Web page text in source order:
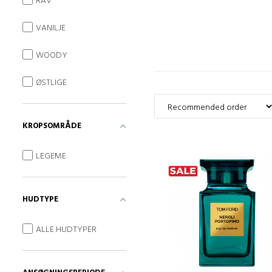
VANILJE
WOODY
ØSTLIGE
KROPSOMRÅDE
LEGEME
HUDTYPE
ALLE HUDTYPER